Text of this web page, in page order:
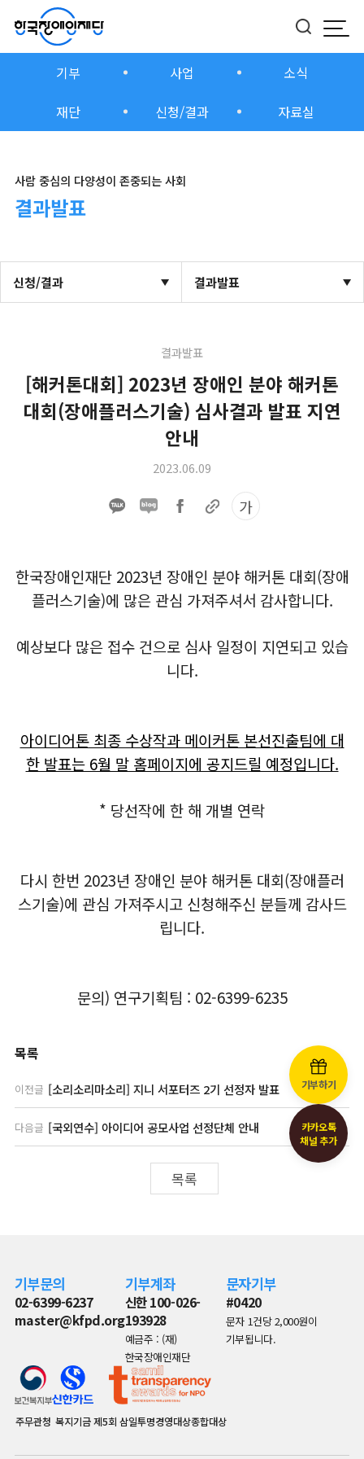
모
버튼
기부 사업
소식
재단
신청/결과 자료실
사람 중심의 다양성이 존중되는 사회
결과발표
신청/결과 결과발표
결과발표
[해커톤대회] 2023년 장애인 분야 해커톤
대회(장애플러스기술) 심사결과 발표 지연
안내
2023.06.09
가
한국장애인재단 2023년 장애인 분야 해커톤 대회(장애
플러스기술)에 많은 관심 가져주셔서 감사합니다.
예상보다 많은 접수 건으로 심사 일정이 지연되고 있습
니다.
아이디어톤 최종 수상작과 메이커톤 본선진출팀에 대
한 발표는 6월 말 홈페이지에 공지드릴 예정입니다.
* 당선작에 한 해 개별 연락
다시 한번 2023년 장애인 분야 해커톤 대회(장애플러
스기술)에 관심 가져주시고 신청해주신 분들께 감사드
립니다.
문의) 연구기획팀 : 02-6399-6235
목록
이전글 [소리소리마소리] 지니 서포터즈 2기 선정자 발표
다음글 [국외연수] 아이디어 공모사업 선정단체 안내
목록
기부하기
카카오톡
채널 추가
기부문의
02-6399-6237
master@kfpd.org
기부계좌
신한 100-026-
193928
예금주 : (재)
한국장애인재단
문자기부
#0420
문자 1건당 2,000원이
기부됩니다.
주무관청 복지기금제5회 삼일투명경영대상종합대상